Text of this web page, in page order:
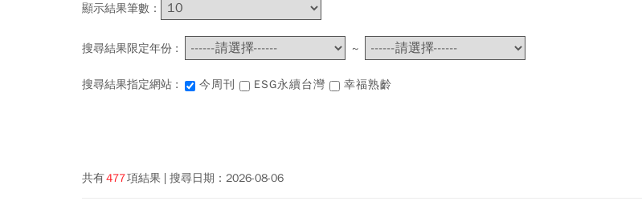
顯示結果筆數：
搜尋結果限定年份 : ~
搜尋結果指定網站 : 今周刊 ESG永續台灣 幸福熟齡
共有477項結果 搜尋日期： 2026-08-06